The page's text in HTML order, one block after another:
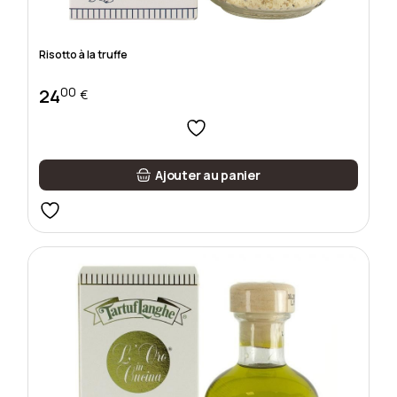
Risotto à la truffe
2400 €
Ajouter au panier